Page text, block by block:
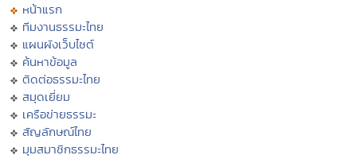
หน้าแรก
ทีมงานธรรมะไทย
แผนผังเว็บไซต์
ค้นหาข้อมูล
ติดต่อธรรมะไทย
สมุดเยี่ยม
เครือข่ายธรรมะ
สัญลักษณ์ไทย
มุมสมาชิกธรรมะไทย